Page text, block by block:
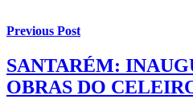
Previous Post
SANTARÉM:
OBRAS DO